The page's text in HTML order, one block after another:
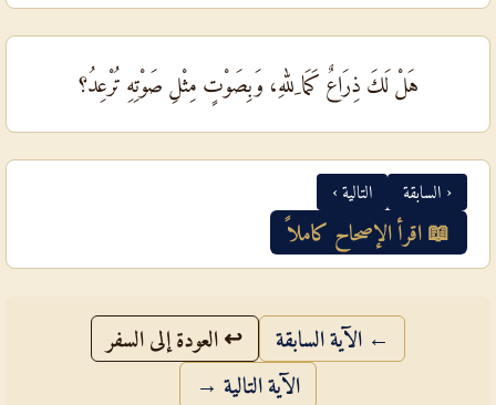
هَلْ لَكَ ذِرَاعٌ كَمَا ِللهِ، وَبِصَوْتٍ مِثْلِ صَوْتِهِ تُرْعِدُ؟
‹ السابقة التالية ›
📖 اقرأ الإصحاح كاملاً
← الآية السابقة
↩ العودة إلى السفر
الآية التالية →